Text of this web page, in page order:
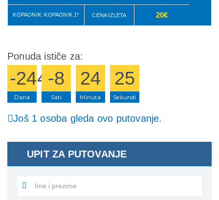
KOPAONIK: KOPAONIK 1* CENA IZLETA 20€
Ponuda ističe za:
-244
Dana
-8
Sati
24
Minuta
25
Sekundi
Još 1 osoba gleda ovo putovanje.
UPIT ZA PUTOVANJE